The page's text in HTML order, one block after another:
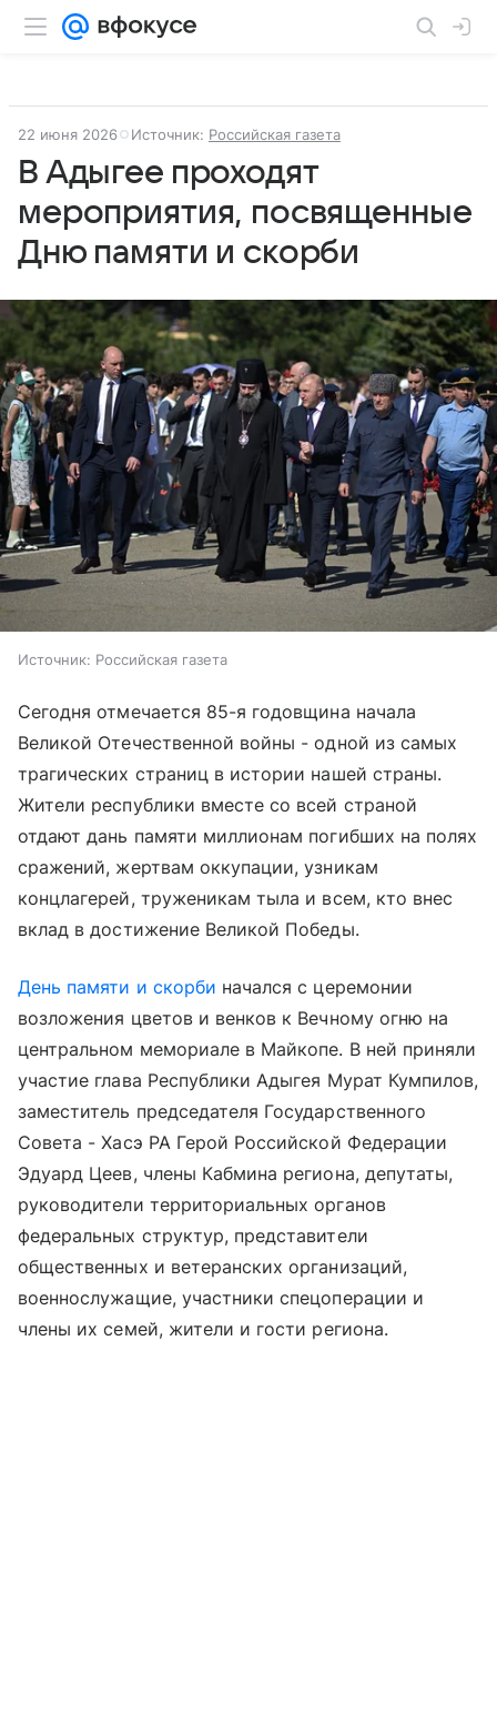
22 июня 2026 Источник: Российская газета
В Адыгее проходят
мероприятия, посвященные
Дню памяти и скорби
Источник: Российская газета
Сегодня отмечается 85-я годовщина начала
Великой Отечественной войны - одной из самых
трагических страниц в истории нашей страны.
Жители республики вместе со всей страной
отдают дань памяти миллионам погибших на полях
сражений, жертвам оккупации, узникам
концлагерей, труженикам тыла и всем, кто внес
вклад в достижение Великой Победы.
День памяти и скорби начался с церемонии
возложения цветов и венков к Вечному огню на
центральном мемориале в Майкопе. В ней приняли
участие глава Республики Адыгея Мурат Кумпилов,
заместитель председателя Государственного
Совета - Хасэ РА Герой Российской Федерации
Эдуард Цеев, члены Кабмина региона, депутаты,
руководители территориальных органов
федеральных структур, представители
общественных и ветеранских организаций,
военнослужащие, участники спецоперации и
члены их семей, жители и гости региона.